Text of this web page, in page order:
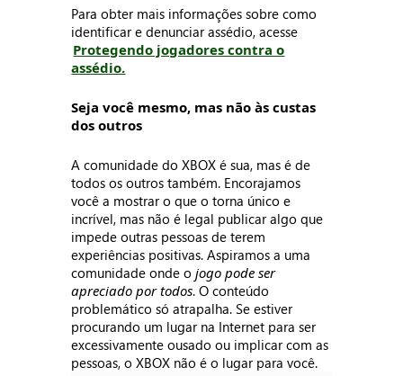
Para obter mais informações sobre como
identificar e denunciar assédio, acesse
Protegendo jogadores contra o
assédio.
Seja você mesmo, mas não às custas
dos outros
A comunidade do XBOX é sua, mas é de
todos os outros também. Encorajamos
você a mostrar o que o torna único e
incrível, mas não é legal publicar algo que
impede outras pessoas de terem
experiências positivas. Aspiramos a uma
comunidade onde ojogo pode ser
apreciado por todos. O conteúdo
problemático só atrapalha. Se estiver
procurando um lugar na Internet para ser
excessivamente ousado ou implicar com as
pessoas, o XBOX não é o lugar para você.